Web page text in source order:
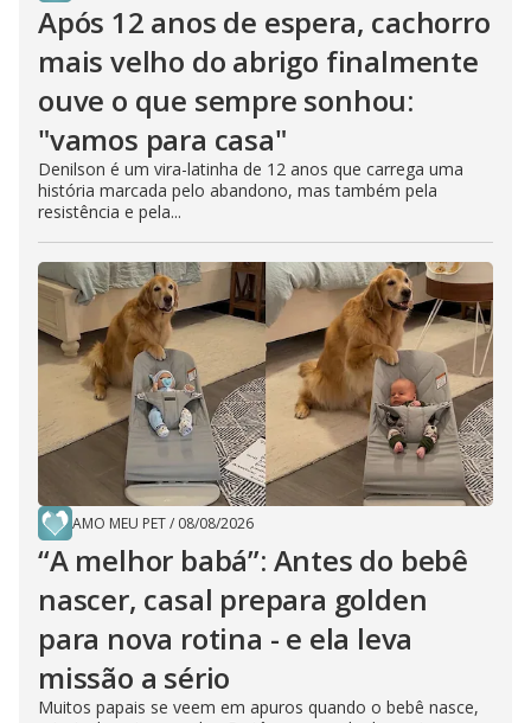
Após 12 anos de espera, cachorro
mais velho do abrigo finalmente
ouve o que sempre sonhou:
"vamos para casa"
Denilson é um vira-latinha de 12 anos que carrega uma
história marcada pelo abandono, mas também pela
resistência e pela...
AMO MEU PET/ 08/08/2026
“A melhor babá”: Antes do bebê
nascer, casal prepara golden
para nova rotina - e ela leva
missão a sério
Muitos papais se veem em apuros quando o bebê nasce,